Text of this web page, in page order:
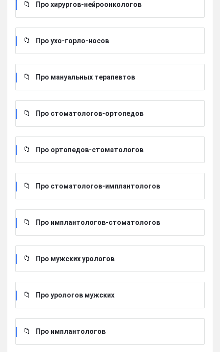
Про хирургов-нейроонкологов
Про ухо-горло-носов
Про мануальных терапевтов
Про стоматологов-ортопедов
Про ортопедов-стоматологов
Про стоматологов-имплантологов
Про имплантологов-стоматологов
Про мужских урологов
Про урологов мужских
Про имплантологов